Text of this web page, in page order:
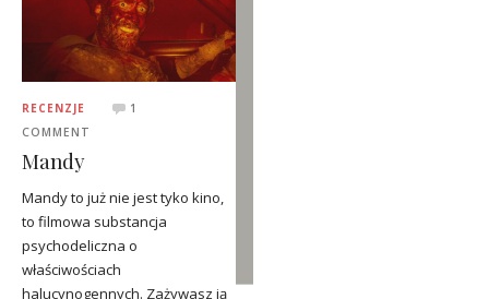
RECENZJE
1
COMMENT
Mandy
Mandy to już nie jest tyko kino,
to filmowa substancja
psychodeliczna o
właściwościach
halucynogennych. Zażywasz ją